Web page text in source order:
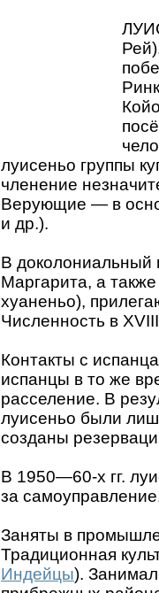
луисеньо группы
членение
Верующие — в
и др.).
В доколониальный
Маргарита, а
хуаненьо),
Численность в
Контакты с
испанцы в то же
расселение. В
луисеньо были
созданы
В 1950—60-х гг.
за
Заняты в
Традиционная
Индейцы).